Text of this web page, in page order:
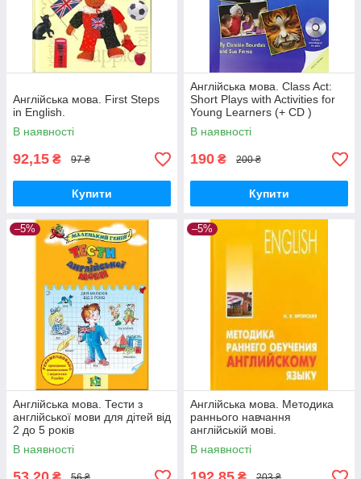
Англійська мова. First Steps
in English.
В наявності
92,15 ₴ 97 ₴
Купити
Англійська мова. Class Act:
Short Plays with Activities for
Young Learners (+ CD )
В наявності
190 ₴ 200 ₴
Купити
–5%
Англійська мова. Тести з
англійської мови для дітей від
2 до 5 років
В наявності
–5%
Англійська мова. Методика
раннього навчання
англійській мові.
В наявності